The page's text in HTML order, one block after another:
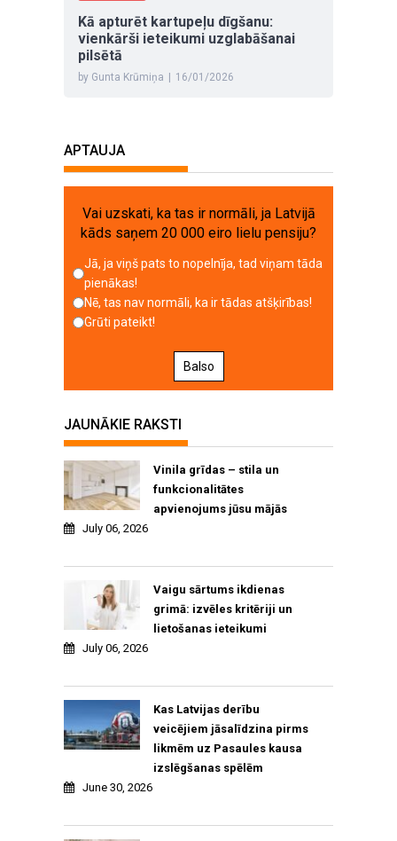
Kā apturēt kartupeļu dīgšanu:
vienkārši ieteikumi uzglabāšanai
pilsētā
by Gunta Krūmiņa 16/01/2026
APTAUJA
Vai uzskati, ka tas ir normāli, ja Latvijā
kāds saņem 20 000 eiro lielu pensiju?
Jā, ja viņš pats to nopelnīja, tad viņam tāda
pienākas!
Nē, tas nav normāli, ka ir tādas atšķirības!
Grūti pateikt!
Balso
JAUNĀKIE RAKSTI
Vinila grīdas – stila un
funkcionalitātes
apvienojums jūsu mājās
July 06, 2026
Vaigu sārtums ikdienas
grimā: izvēles kritēriji un
lietošanas ieteikumi
July 06, 2026
Kas Latvijas derību
veicējiem jāsalīdzina pirms
likmēm uz Pasaules kausa
izslēgšanas spēlēm
June 30, 2026